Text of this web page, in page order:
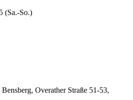
(Sa.-So.)
Overather Straße 51-53,